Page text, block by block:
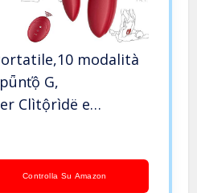
modalità
G,
Clìtộrìdë e
giồcattolồ
Silenzioso e Senza
Controlla Su Amazon